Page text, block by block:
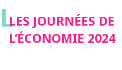
LLES JOURNÉES DE
L’ÉCONOMIE 2024